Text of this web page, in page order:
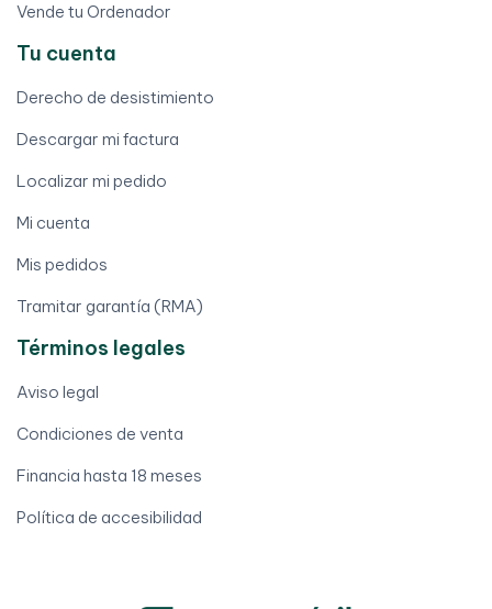
Vende tu Ordenador
Tu cuenta
Derecho de desistimiento
Descargar mi factura
Localizar mi pedido
Mi cuenta
Mis pedidos
Tramitar garantía (RMA)
Términos legales
Aviso legal
Condiciones de venta
Financia hasta 18 meses
Política de accesibilidad